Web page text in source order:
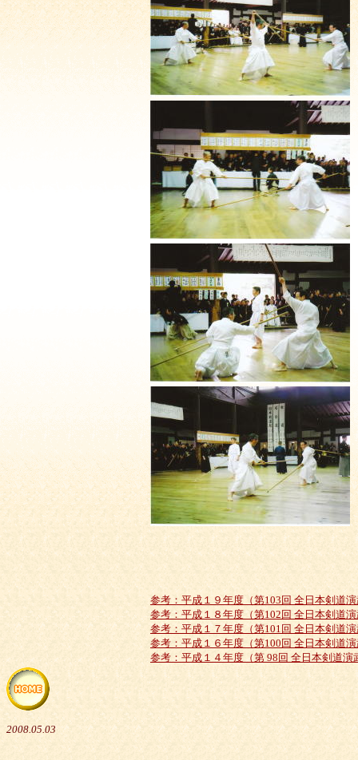
参考：平成１９年度（第103回 全日本剣道
参考：平成１８年度（第102回 全日本剣道
参考：平成１７年度（第101回 全日本剣道
参考：平成１６年度（第100回 全日本剣道
参考：平成１４年度（第 98回 全日本剣道演
2008.05.03